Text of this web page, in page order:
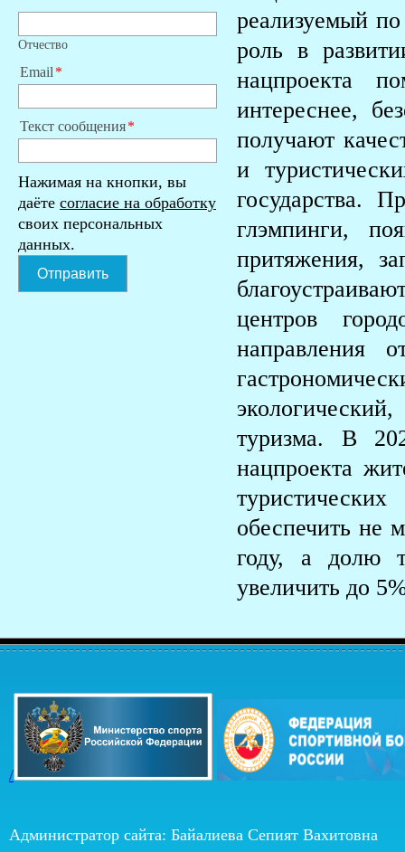
Отчество
Email
Текст сообщения
Нажимая на кнопки, вы
даёте согласие на обработку
своих персональных
данных.
Отправить
реализуемый
роль в
нацпроекта
интереснее,
получают
и
государства.
глэмпинги,
притяжения,
центров
направления
туризма. В
нацпроекта
обеспечить не
году, а долю
увеличить до
/
Администратор сайта: Байалиева Сепият Вахитовна